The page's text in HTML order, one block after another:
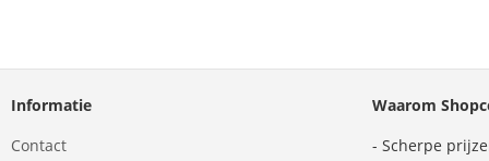
Informatie
Contact
Waarom
- Scherpe